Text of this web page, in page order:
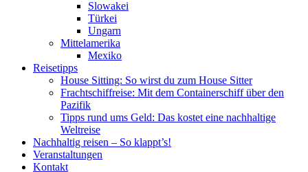
Slowakei
Türkei
Ungarn
Mittelamerika
Mexiko
Reisetipps
House Sitting: So wirst du zum House Sitter
Frachtschiffreise: Mit dem Containerschiff über den
Pazifik
Tipps rund ums Geld: Das kostet eine nachhaltige
Weltreise
Nachhaltig reisen – So klappt’s!
Veranstaltungen
Kontakt